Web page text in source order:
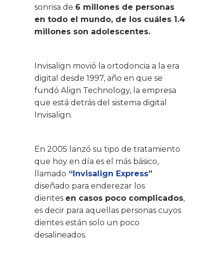
sonrisa de 6 millones de personas
en todo el mundo, de los cuáles 1.4
millones son adolescentes.
Invisalign movió la ortodoncia a la era
digital desde 1997, año en que se
fundó Align Technology, la empresa
que está detrás del sistema digital
Invisalign.
En 2005 lanzó su tipo de tratamiento
que hoy en día es el más básico,
llamado “Invisalign Express”
diseñado para enderezar los
dientes en casos poco complicados,
es decir para aquellas personas cuyos
dientes están solo un poco
desalineados.